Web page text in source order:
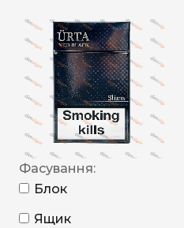
Фасування:
Блок
Ящик